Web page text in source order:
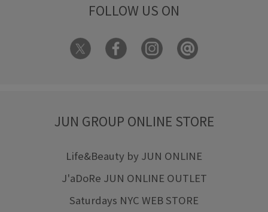
FOLLOW US ON
JUN GROUP ONLINE STORE
Life&Beauty by JUN ONLINE
J'aDoRe JUN ONLINE OUTLET
Saturdays NYC WEB STORE